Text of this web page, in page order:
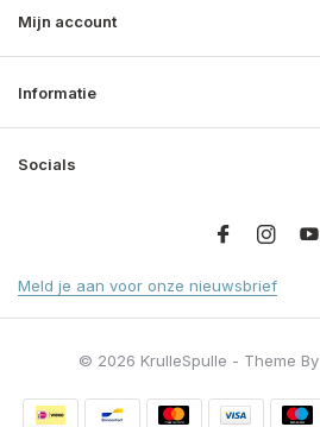
Mijn account
Informatie
Socials
Meld je aan voor onze nieuwsbrief
© 2026 KrulleSpulle - Theme By